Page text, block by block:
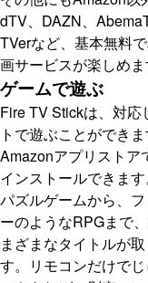
dTV、DAZN、
TVerなど、基本無料
画サービスが楽しめま
ゲームで遊ぶ
Fire TV Stickは、対応
トで遊ぶことができ
Amazonアプリストア
インストールできま
パズルゲームから、
ーのようなRPGまで
まざまなタイトルが
す。リモコンだけで